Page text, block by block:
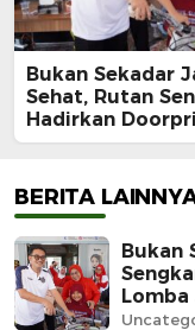
Bukan Sekadar
Sehat, Rutan
Hadirkan
Lomba Semarak
BERITA
Bukan
Lomba